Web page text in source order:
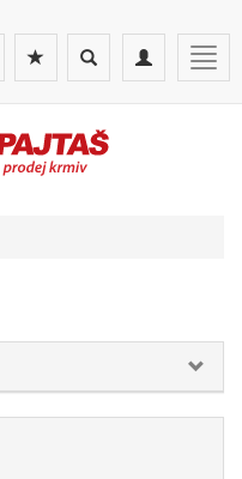
Toggle
navigation
Toggle
search